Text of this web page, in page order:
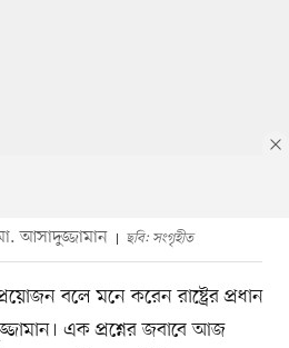
আসাদুজ্জামান ছবি: সংগৃহীত
বলে মনে করেন রাষ্ট্রের প্রধান
এক প্রশ্নের জবাবে আজ